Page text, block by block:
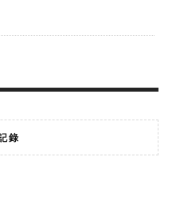
錄